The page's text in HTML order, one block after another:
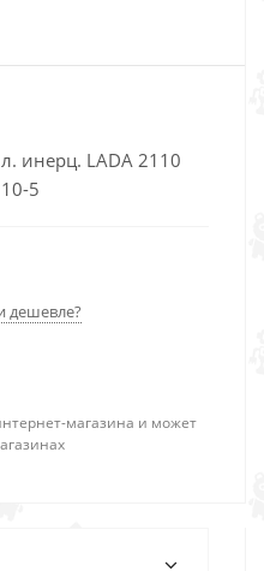
инерц. LADA 2110
5
дешевле?
магазина и может